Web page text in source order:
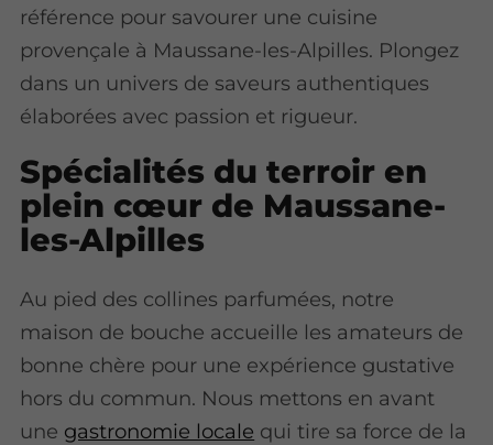
référence pour savourer une cuisine
provençale à Maussane-les-Alpilles. Plongez
dans un univers de saveurs authentiques
élaborées avec passion et rigueur.
Spécialités du terroir en
plein cœur de Maussane-
les-Alpilles
Au pied des collines parfumées, notre
maison de bouche accueille les amateurs de
bonne chère pour une expérience gustative
hors du commun. Nous mettons en avant
une gastronomie locale qui tire sa force de la